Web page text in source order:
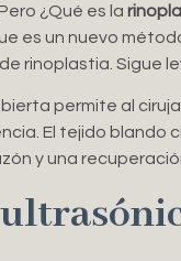
¿Qué es la
es un nuevo
rinoplastia. Sigue
permite al
El tejido blando
y una